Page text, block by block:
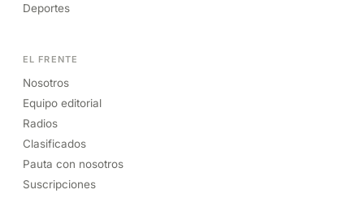
Deportes
EL FRENTE
Nosotros
Equipo editorial
Radios
Clasificados
Pauta con nosotros
Suscripciones